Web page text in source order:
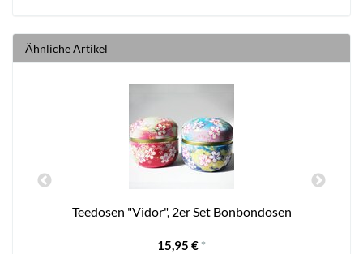
Ähnliche Artikel
Teedosen "Vidor", 2er Set Bonbondosen
15,95 € *